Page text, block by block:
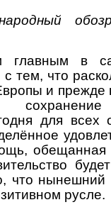
главным в
тем, что
и
для всех
обещанная
что нынешний
русле.